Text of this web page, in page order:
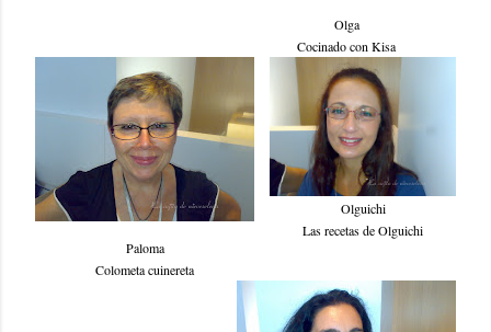
Olga
Cocinado con Kisa
Paloma
Colometa cuinereta
Olguichi
Las recetas de Olguichi